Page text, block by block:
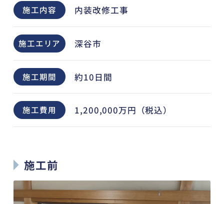
施工内容 内装改修工事
施工エリア 深谷市
施工期間 約10日間
施工費用 1,200,000万円（税込）
施工前